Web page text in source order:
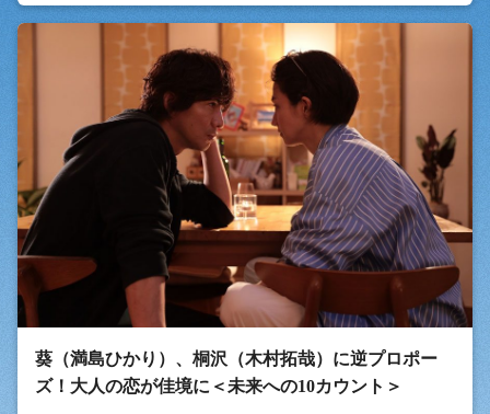
葵（満島ひかり）、桐沢（木村拓哉）に逆プロポー
ズ！大人の恋が佳境に＜未来への10カウント＞